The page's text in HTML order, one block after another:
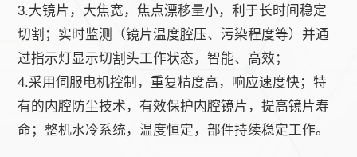
3.大镜片，大焦宽，焦点漂移量小，利于长时间稳定
切割；实时监测（镜片温度腔压、污染程度等）并通
过指示灯显示切割头工作状态，智能、高效；
4.采用伺服电机控制，重复精度高，响应速度快；特
有的内腔防尘技术，有效保护内腔镜片，提高镜片寿
命；整机水冷系统，温度恒定，部件持续稳定工作。